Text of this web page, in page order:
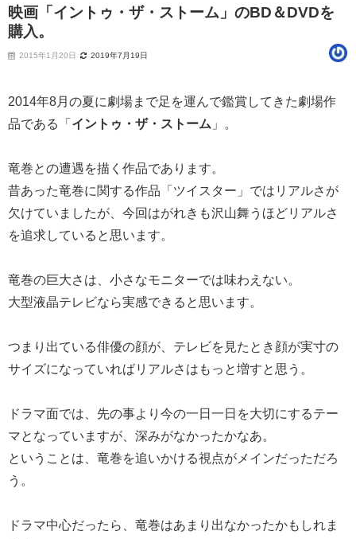
映画「イントゥ・ザ・ストーム」のBD＆DVDを
購入。
2015年1月20日 2019年7月19日
2014年8月の夏に劇場まで足を運んで鑑賞してきた劇場作
品である「 イントゥ・ザ・ストーム 」。
竜巻との遭遇を描く作品であります。
昔あった竜巻に関する作品「ツイスター」ではリアルさが
欠けていましたが、今回はがれきも沢山舞うほどリアルさ
を追求していると思います。
竜巻の巨大さは、小さなモニターでは味わえない。
大型液晶テレビなら実感できると思います。
つまり出ている俳優の顔が、テレビを見たとき顔が実寸の
サイズになっていればリアルさはもっと増すと思う。
ドラマ面では、先の事より今の一日一日を大切にするテー
マとなっていますが、深みがなかったかなあ。
ということは、竜巻を追いかける視点がメインだっただろ
う。
ドラマ中心だったら、竜巻はあまり出なかったかもしれま